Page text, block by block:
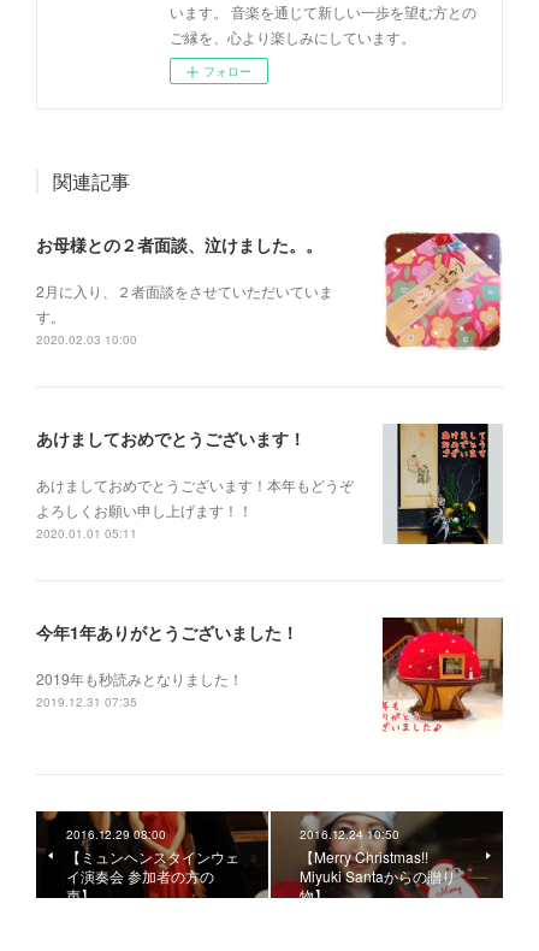
います。 音楽を通じて新しい一歩を望む方との
ご縁を、心より楽しみにしています。
フォロー
関連記事
お母様との２者面談、泣けました。。
2月に入り、２者面談をさせていただいていま
す。
2020.02.03 10:00
あけましておめでとうございます！
あけましておめでとうございます！本年もどうぞ
よろしくお願い申し上げます！！
2020.01.01 05:11
今年1年ありがとうございました！
2019年も秒読みとなりました！
2019.12.31 07:35
2016.12.29 08:00
【ミュンヘンスタインウェ
イ演奏会 参加者の方の
声】
2016.12.24 10:50
【Merry Christmas!!
Miyuki Santaからの贈り
物】